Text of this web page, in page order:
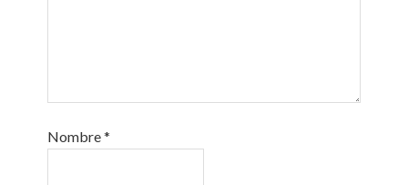
Nombre*